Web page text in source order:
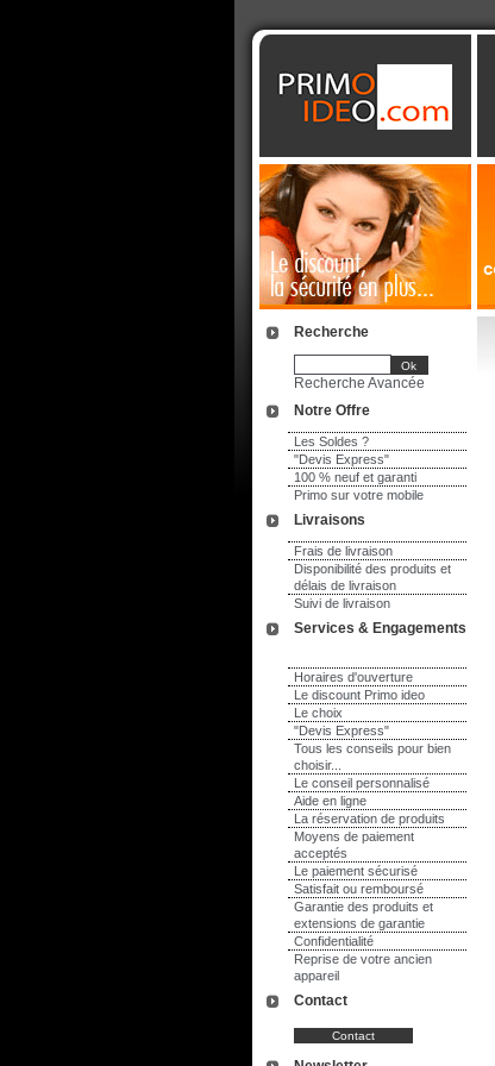
Notre Offre
Les Soldes ?
"Devis Express"
100 % neuf et garanti
Primo sur votre mobile
Livraisons
Frais de livraison
Disponibilité des produits et
délais de livraison
Suivi de livraison
Services & Engagements
Horaires d'ouverture
Le discount Primo ideo
Le choix
"Devis Express"
Tous les conseils pour bien
choisir...
Le conseil personnalisé
Aide en ligne
La réservation de produits
Moyens de paiement
acceptés
Le paiement sécurisé
Satisfait ou remboursé
Garantie des produits et
extensions de garantie
Confidentialité
Reprise de votre ancien
appareil
Recherche
Recherche Avancée
Contact